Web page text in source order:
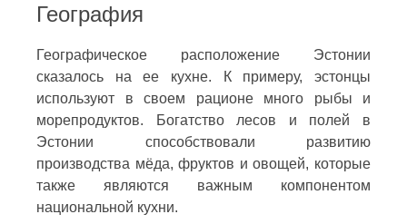
География
Географическое расположение Эстонии
сказалось на ее кухне. К примеру, эстонцы
используют в своем рационе много рыбы и
морепродуктов. Богатство лесов и полей в
Эстонии способствовали развитию
производства мёда, фруктов и овощей, которые
также являются важным компонентом
национальной кухни.